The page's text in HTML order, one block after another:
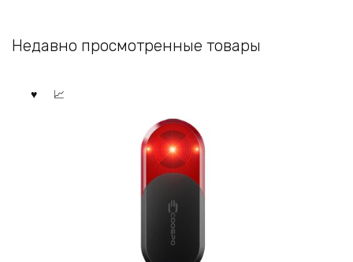
Недавно просмотренные товары